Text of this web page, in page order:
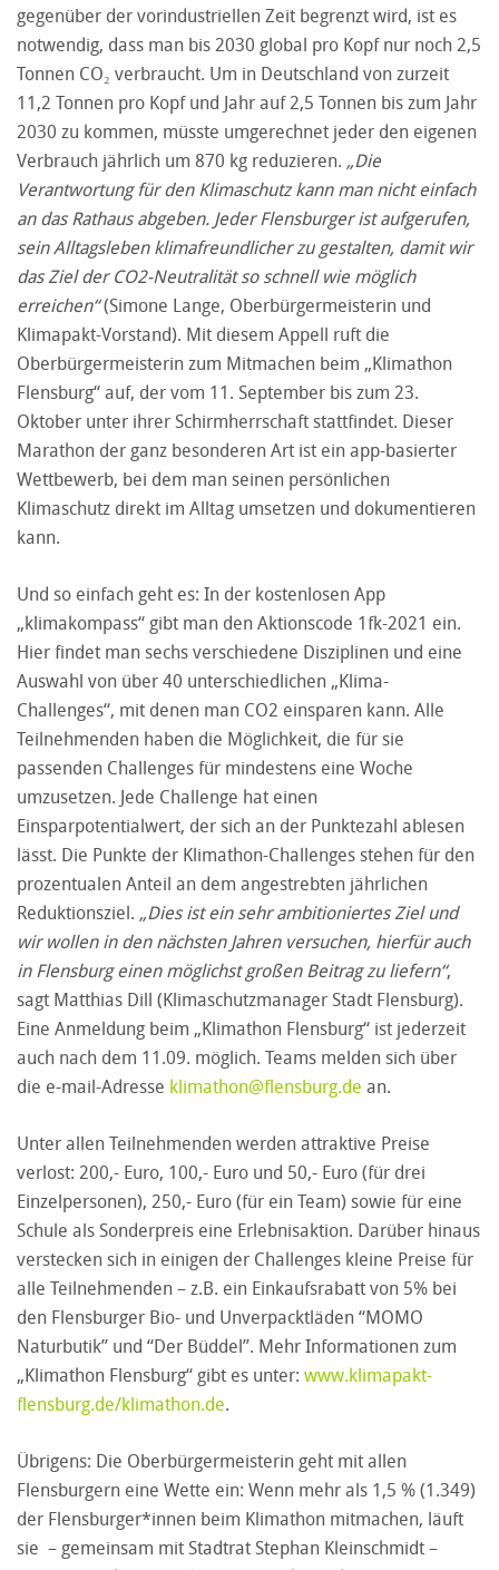
gegenüber der vorindustriellen Zeit begrenzt wird, ist es
notwendig, dass man bis 2030 global pro Kopf nur noch 2,5
Tonnen CO₂ verbraucht. Um in Deutschland von zurzeit
11,2 Tonnen pro Kopf und Jahr auf 2,5 Tonnen bis zum Jahr
2030 zu kommen, müsste umgerechnet jeder den eigenen
Verbrauch jährlich um 870 kg reduzieren. „Die
Verantwortung für den Klimaschutz kann man nicht einfach
an das Rathaus abgeben. Jeder Flensburger ist aufgerufen,
sein Alltagsleben klimafreundlicher zu gestalten, damit wir
das Ziel der CO2-Neutralität so schnell wie möglich
erreichen“(Simone Lange, Oberbürgermeisterin und
Klimapakt-Vorstand). Mit diesem Appell ruft die
Oberbürgermeisterin zum Mitmachen beim „Klimathon
Flensburg“ auf, der vom 11. September bis zum 23.
Oktober unter ihrer Schirmherrschaft stattfindet. Dieser
Marathon der ganz besonderen Art ist ein app-basierter
Wettbewerb, bei dem man seinen persönlichen
Klimaschutz direkt im Alltag umsetzen und dokumentieren
kann.
Und so einfach geht es: In der kostenlosen App
„klimakompass“ gibt man den Aktionscode 1fk-2021 ein.
Hier findet man sechs verschiedene Disziplinen und eine
Auswahl von über 40 unterschiedlichen „Klima-
Challenges“, mit denen man CO2 einsparen kann. Alle
Teilnehmenden haben die Möglichkeit, die für sie
passenden Challenges für mindestens eine Woche
umzusetzen. Jede Challenge hat einen
Einsparpotentialwert, der sich an der Punktezahl ablesen
lässt. Die Punkte der Klimathon-Challenges stehen für den
prozentualen Anteil an dem angestrebten jährlichen
Reduktionsziel. „Dies ist ein sehr ambitioniertes Ziel und
wir wollen in den nächsten Jahren versuchen, hierfür auch
in Flensburg einen möglichst großen Beitrag zu liefern“,
sagt Matthias Dill (Klimaschutzmanager Stadt Flensburg).
Eine Anmeldung beim „Klimathon Flensburg“ ist jederzeit
auch nach dem 11.09. möglich. Teams melden sich über
die e-mail-Adresse klimathon@flensburg.de an.
Unter allen Teilnehmenden werden attraktive Preise
verlost: 200,- Euro, 100,- Euro und 50,- Euro (für drei
Einzelpersonen), 250,- Euro (für ein Team) sowie für eine
Schule als Sonderpreis eine Erlebnisaktion. Darüber hinaus
verstecken sich in einigen der Challenges kleine Preise für
alle Teilnehmenden – z.B. ein Einkaufsrabatt von 5% bei
den Flensburger Bio- und Unverpacktläden “MOMO
Naturbutik” und “Der Büddel”. Mehr Informationen zum
„Klimathon Flensburg“ gibt es unter: www.klimapakt-
flensburg.de/klimathon.de.
Übrigens: Die Oberbürgermeisterin geht mit allen
Flensburgern eine Wette ein: Wenn mehr als 1,5 % (1.349)
der Flensburger*innen beim Klimathon mitmachen, läuft
sie – gemeinsam mit Stadtrat Stephan Kleinschmidt –